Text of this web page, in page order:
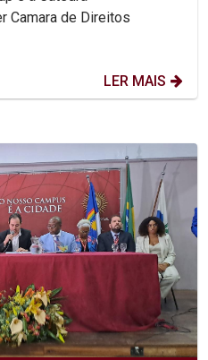
Camara de Direitos
LER MAIS